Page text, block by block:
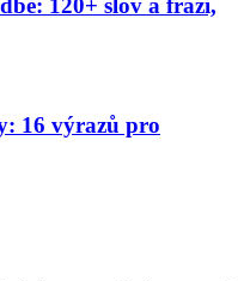
120+ slov a frází,
16 výrazů pro